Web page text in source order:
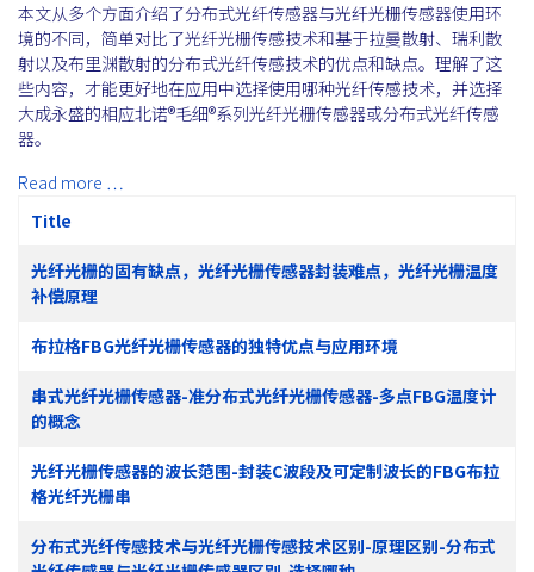
本文从多个方面介绍了分布式光纤传感器与光纤光栅传感器使用环
境的不同，简单对比了光纤光栅传感技术和基于拉曼散射、瑞利散
射以及布里渊散射的分布式光纤传感技术的优点和缺点。理解了这
些内容，才能更好地在应用中选择使用哪种光纤传感技术，并选择
大成永盛的相应北诺®毛细®系列光纤光栅传感器或分布式光纤传感
器。
Read more …
Title
光纤光栅的固有缺点，光纤光栅传感器封装难点，光纤光栅温度
补偿原理
布拉格FBG光纤光栅传感器的独特优点与应用环境
串式光纤光栅传感器-准分布式光纤光栅传感器-多点FBG温度计
的概念
光纤光栅传感器的波长范围-封装C波段及可定制波长的FBG布拉
格光纤光栅串
分布式光纤传感技术与光纤光栅传感技术区别-原理区别-分布式